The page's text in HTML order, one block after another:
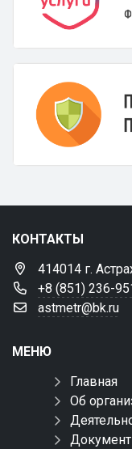
КОНТАКТЫ
414014 г.
+8 (851) 236-
astmetr@bk.ru
МЕНЮ
Главная
Об